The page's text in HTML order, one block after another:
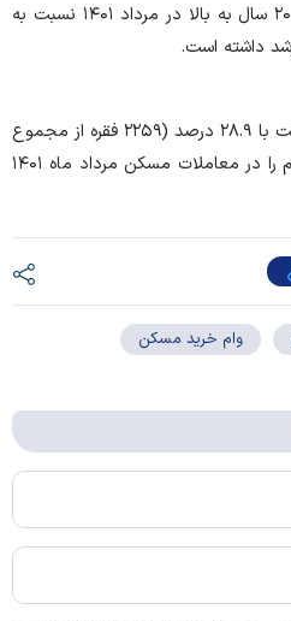
مجموع خرید و فروش واحد‌های ۲۰ سال به بالا در مرداد ۱۴۰۱ نسبت به
واحد‌های مسکونی تا ۵ سال ساخت با ۲۸.۹ درصد (۲۲۵۹ فقره از مجموع
۷۸۲۵ فقره معامله) بیشترین سهم را در معاملات مسکن مرداد ماه ۱۴۰۱
وام خرید مسکن